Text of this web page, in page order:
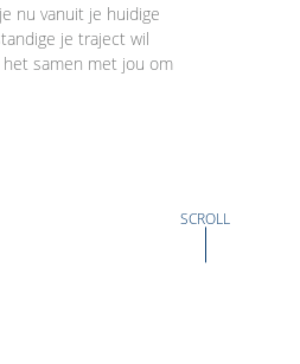
nu vanuit je huidige
je traject wil
samen met jou om
SCROLL